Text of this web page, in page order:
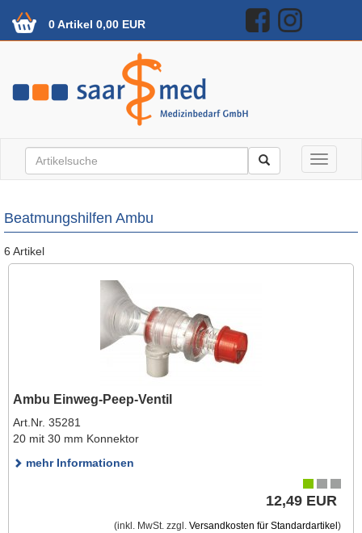
0 Artikel 0,00 EUR
Toggle
Beatmungshilfen Ambu
6 Artikel
Ambu Einweg-Peep-Ventil
Art.Nr. 35281
20 mit 30 mm Konnektor
mehr Informationen
12,49 EUR
(inkl. MwSt. zzgl. Versandkosten für Standardartikel )